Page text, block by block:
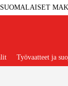
SUOMALAISET
Työvaatteet ja